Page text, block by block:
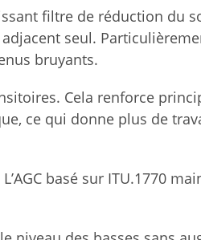
filtre de réduction du
seul.
bruyants.
Cela renforce
ce qui donne plus de
basé sur ITU.1770